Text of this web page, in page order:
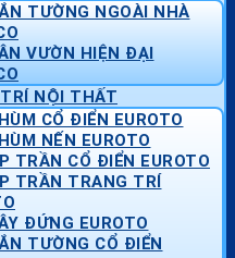
TƯỜNG NGOÀI NHÀ
VƯỜN HIỆN ĐẠI
NỘI THẤT
CỔ ĐIỂN EUROTO
NẾN EUROTO
TRẦN CỔ ĐIỂN EUROTO
TRẦN TRANG TRÍ
ĐỨNG EUROTO
TƯỜNG CỔ ĐIỂN